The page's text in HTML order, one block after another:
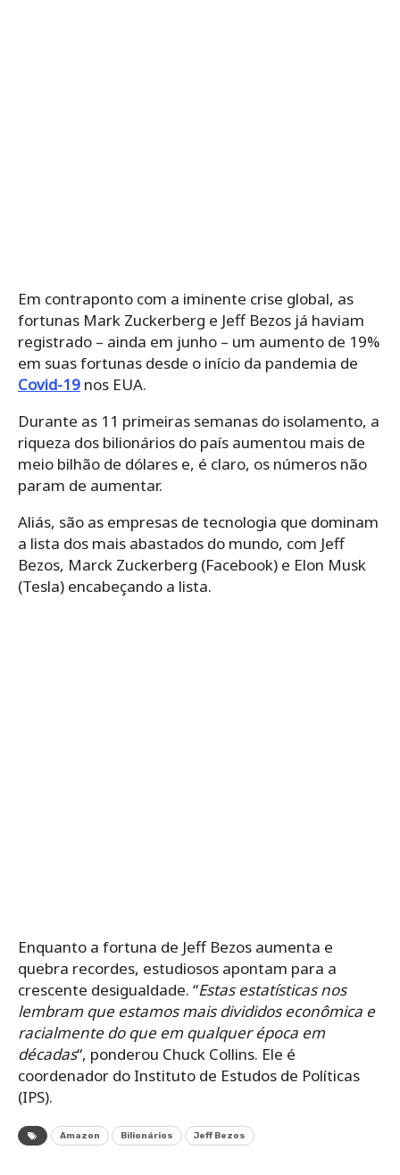
Em contraponto com a iminente crise global, as
fortunas Mark Zuckerberg e Jeff Bezos já haviam
registrado – ainda em junho – um aumento de 19%
em suas fortunas desde o início da pandemia de
Covid-19 nos EUA.
Durante as 11 primeiras semanas do isolamento, a
riqueza dos bilionários do país aumentou mais de
meio bilhão de dólares e, é claro, os números não
param de aumentar.
Aliás, são as empresas de tecnologia que dominam
a lista dos mais abastados do mundo, com Jeff
Bezos, Marck Zuckerberg (Facebook) e Elon Musk
(Tesla) encabeçando a lista.
Enquanto a fortuna de Jeff Bezos aumenta e
quebra recordes, estudiosos apontam para a
crescente desigualdade. “Estas estatísticas nos
lembram que estamos mais divididos econômica e
racialmente do que em qualquer época em
décadas“, ponderou Chuck Collins. Ele é
coordenador do Instituto de Estudos de Políticas
(IPS).
Amazon Bilionários Jeff Bezos